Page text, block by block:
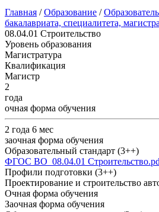
Главная /Образование /
бакалавриата, специалитета,
08.04.01 Строительство
Уровень образования
Магистратура
Квалификация
Магистр
2
года
очная форма обучения
2 года 6 мес
заочная форма обучения
Образовательный стандарт (3++)
ФГОС ВО_08.04.01
Профили подготовки (3++)
Проектирование и строительство
Очная форма обучения
Заочная форма обучения